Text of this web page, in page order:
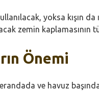
yoksa kışın
zemin kaplamasının
Önemi
ve havuz